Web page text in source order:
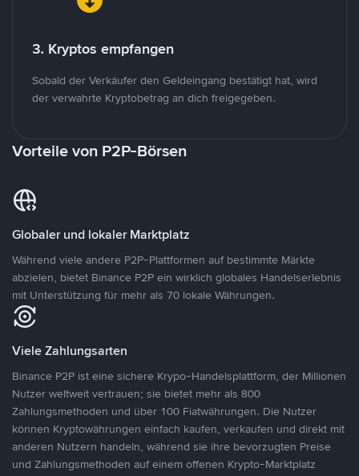
3. Kryptos empfangen
Sobald der Verkäufer den Geldeingang bestätigt hat, wird
der verwahrte Kryptobetrag an dich freigegeben.
Vorteile von P2P-Börsen
Globaler und lokaler Marktplatz
Während viele andere P2P-Plattformen auf bestimmte Märkte
abzielen, bietet Binance P2P ein wirklich globales Handelserlebnis
mit Unterstützung für mehr als 70 lokale Währungen.
Viele Zahlungsarten
Binance P2P ist eine sichere Krypo-Handelsplattform, der Millionen
Nutzer weltweit vertrauen; sie bietet mehr als 800
Zahlungsmethoden und über 100 Fiatwährungen. Die Nutzer
können Kryptowährungen einfach kaufen, verkaufen und direkt mit
anderen Nutzern handeln, während sie ihre bevorzugten Preise
und Zahlungsmethoden auf einem offenen Krypto-Marktplatz